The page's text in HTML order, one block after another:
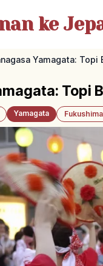
ke
Yamagata:
Topi
Yamagata Fukushima